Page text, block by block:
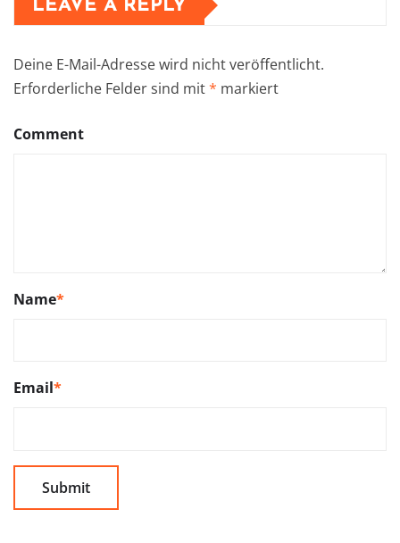
LEAVE A REPLY
Deine E-Mail-Adresse wird nicht veröffentlicht.
Erforderliche Felder sind mit* markiert
Comment
Name*
Email*